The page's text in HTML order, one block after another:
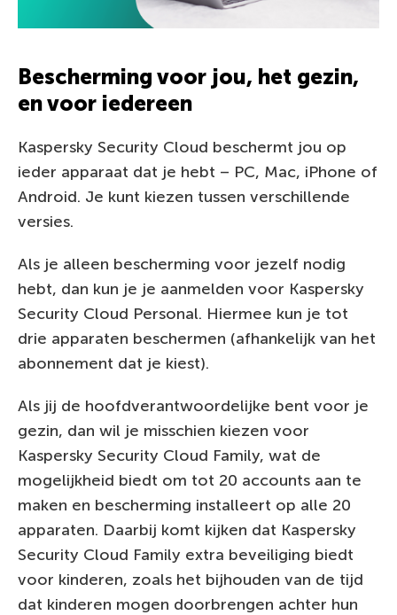
Bescherming voor jou, het gezin,
en voor iedereen
Kaspersky Security Cloud beschermt jou op
ieder apparaat dat je hebt – PC, Mac, iPhone of
Android. Je kunt kiezen tussen verschillende
versies.
Als je alleen bescherming voor jezelf nodig
hebt, dan kun je je aanmelden voor Kaspersky
Security Cloud Personal. Hiermee kun je tot
drie apparaten beschermen (afhankelijk van het
abonnement dat je kiest).
Als jij de hoofdverantwoordelijke bent voor je
gezin, dan wil je misschien kiezen voor
Kaspersky Security Cloud Family, wat de
mogelijkheid biedt om tot 20 accounts aan te
maken en bescherming installeert op alle 20
apparaten. Daarbij komt kijken dat Kaspersky
Security Cloud Family extra beveiliging biedt
voor kinderen, zoals het bijhouden van de tijd
dat kinderen mogen doorbrengen achter hun